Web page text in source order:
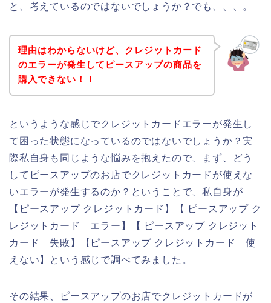
と、考えているのではないでしょうか？でも、、、。
理由はわからないけど、クレジットカード
のエラーが発生してピースアップの商品を
購入できない！！
というような感じでクレジットカードエラーが発生し
て困った状態になっているのではないでしょうか？実
際私自身も同じような悩みを抱えたので、まず、どう
してピースアップのお店でクレジットカードが使えな
いエラーが発生するのか？ということで、私自身が
【ピースアップ クレジットカード】【 ピースアップ ク
レジットカード エラー】【 ピースアップ クレジット
カード 失敗】【ピースアップ クレジットカード 使
えない】という感じで調べてみました。
その結果、ピースアップのお店でクレジットカードが